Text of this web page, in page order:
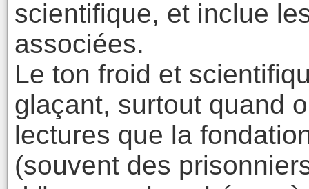
scientifique, et inclue
associées.
Le ton froid et
glaçant, surtout quand
lectures que la
(souvent des